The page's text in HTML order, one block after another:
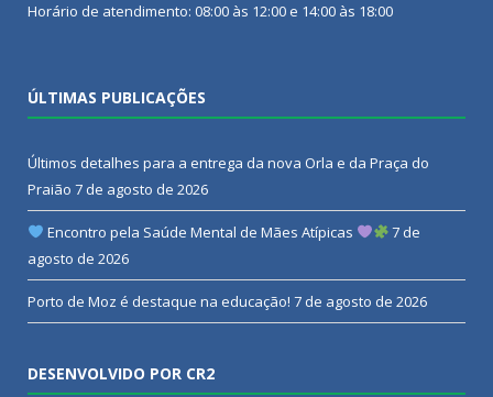
Horário de atendimento: 08:00 às 12:00 e 14:00 às 18:00
ÚLTIMAS PUBLICAÇÕES
Últimos detalhes para a entrega da nova Orla e da Praça do
Praião 7 de agosto de 2026
Encontro pela Saúde Mental de Mães Atípicas
7 de
agosto de 2026
Porto de Moz é destaque na educação! 7 de agosto de 2026
DESENVOLVIDO POR CR2